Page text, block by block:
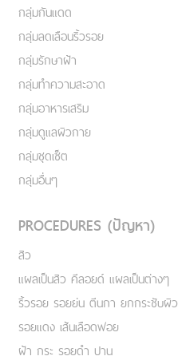
กลุ่มกันแดด
กลุ่มลดเลือนริ้วรอย
กลุ่มรักษาฝ้า
กลุ่มทำความสะอาด
กลุ่มอาหารเสริม
กลุ่มดูแลผิวกาย
กลุ่มชุดเซ็ต
กลุ่มอื่นๆ
PROCEDURES (ปัญหา)
สิว
แผลเป็นสิว คีลอยด์ แผลเป็นต่างๆ
ริ้วรอย รอยย่น ตีนกา ยกกระชับผิว
รอยแดง เส้นเลือดฟอย
ฝ้า กระ รอยดำ ปาน